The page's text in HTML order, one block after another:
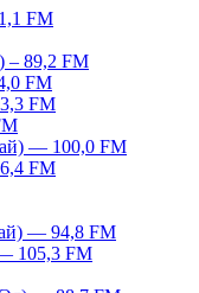
FM
– 89,2 FM
FM
FM
— 100,0 FM
FM
— 94,8 FM
105,3 FM